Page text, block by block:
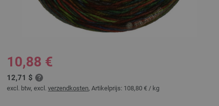
10,88 €
12,71 $
excl. btw, excl. verzendkosten, Artikelprijs: 108,80 € / kg